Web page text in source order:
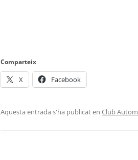
Comparteix
X Facebook
Aquesta entrada s'ha publicat en Club